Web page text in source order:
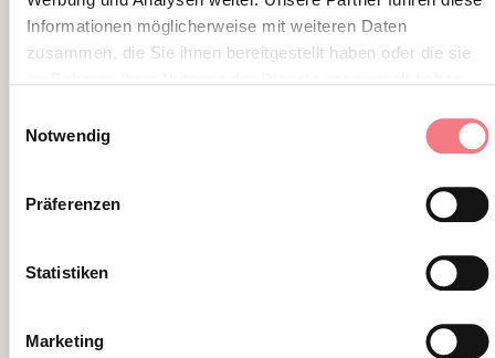
Informationen möglicherweise mit weiteren Daten
zusammen, die Sie ihnen bereitgestellt haben oder die sie
Notwendig
Präferenzen
Statistiken
Marketing